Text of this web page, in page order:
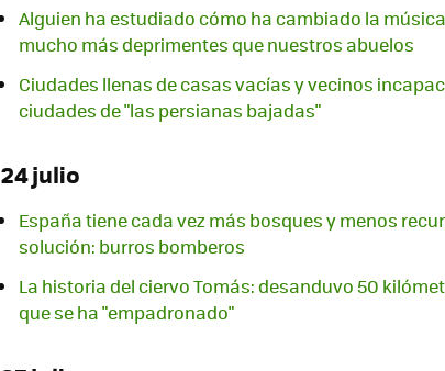
Alguien ha estudiado cómo ha cambiado la
mucho más deprimentes que nuestros abuelos
Ciudades llenas de casas vacías y vecinos
ciudades de "las persianas bajadas"
24 julio
España tiene cada vez más bosques y menos
solución: burros bomberos
La historia del ciervo Tomás: desanduvo 50
que se ha "empadronado"